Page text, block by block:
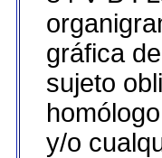
gráfica
sujeto
y/o